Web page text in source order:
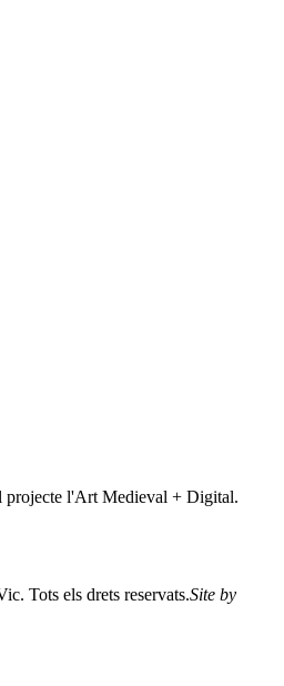
projecte l'Art Medieval + Digital.
Tots els drets reservats.Site by